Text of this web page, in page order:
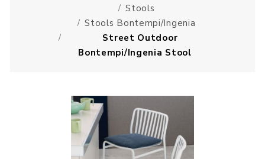
Stools
Stools Bontempi/Ingenia
Street Outdoor
Bontempi/Ingenia Stool